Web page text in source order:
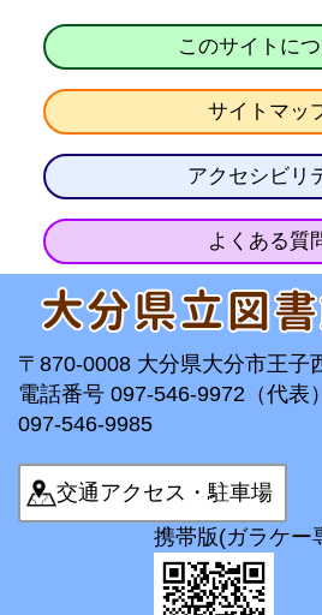
このサイトに
サイトマッ
アクセシビリ
よくある質
〒870-0008 大分県大分市王子
電話番号 097-546-9972（代表
097-546-9985
交通アクセス・駐車場
携帯版(ガラケー